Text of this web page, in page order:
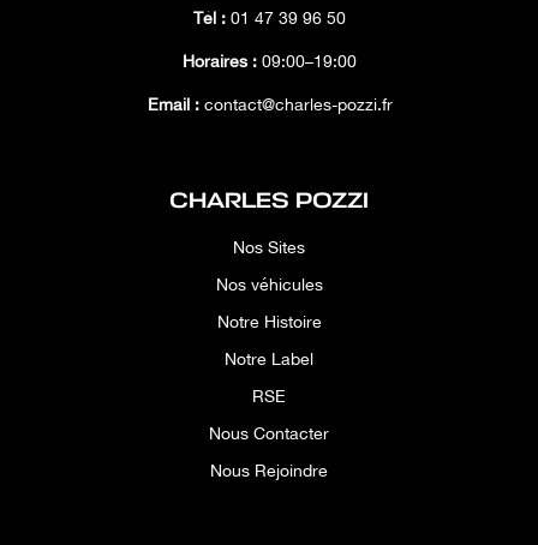
Tél : 01 47 39 96 50
Horaires : 09:00–19:00
Email :contact@charles-pozzi.fr
CHARLES POZZI
Nos Sites
Nos véhicules
Notre Histoire
Notre Label
RSE
Nous Contacter
Nous Rejoindre